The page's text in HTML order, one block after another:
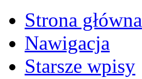
Strona główna
Nawigacja
Starsze wpisy